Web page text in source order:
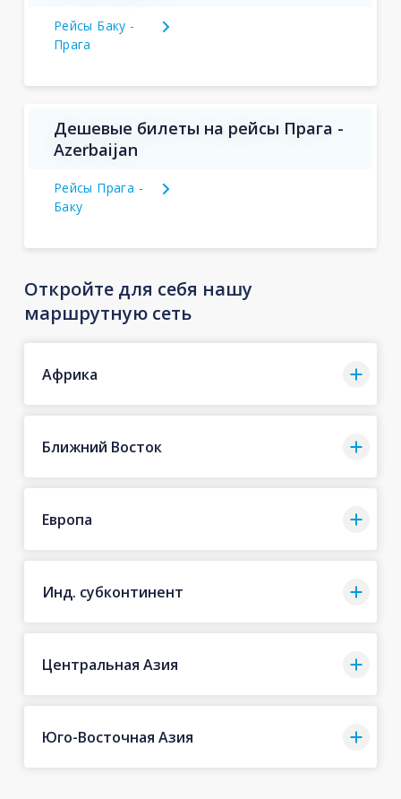
Рейсы Баку -
Прага
Дешевые билеты на рейсы Прага -
Azerbaijan
Рейсы Прага -
Баку
Откройте для себя нашу
маршрутную сеть
Африка
Ближний Восток
Европа
Инд. субконтинент
Центральная Азия
Юго-Восточная Азия